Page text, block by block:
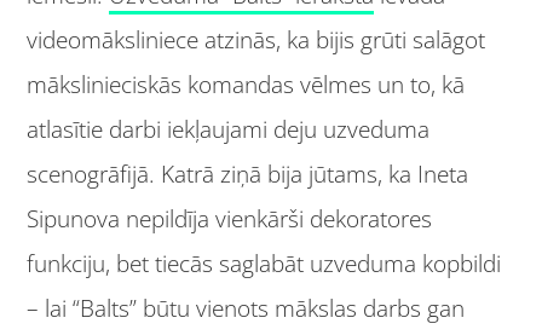
videomāksliniece atzinās, ka bijis grūti salāgot
mākslinieciskās komandas vēlmes un to, kā
atlasītie darbi iekļaujami deju uzveduma
scenogrāfijā. Katrā ziņā bija jūtams, ka Ineta
Sipunova nepildīja vienkārši dekoratores
funkciju, bet tiecās saglabāt uzveduma kopbildi
– lai “Balts” būtu vienots mākslas darbs gan